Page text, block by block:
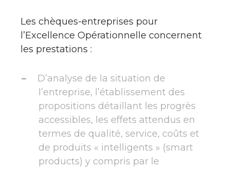
Les chèques-entreprises pour
l’Excellence Opérationnelle concernent
les prestations :
D’analyse de la situation de
l’entreprise, l’établissement des
propositions détaillant les progrès
accessibles, les effets attendus en
termes de qualité, service, coûts et
de produits « intelligents » (smart
products) y compris par le